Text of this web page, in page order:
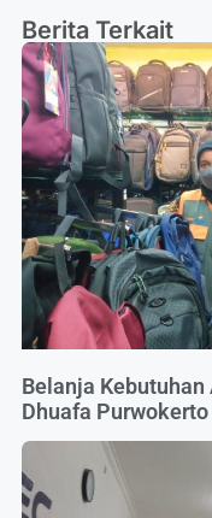
Berita Terkait
Belanja
Dhuafa Purwokerto